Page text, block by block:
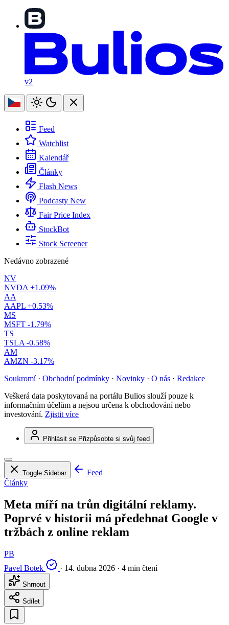
v2
Feed
Watchlist
Kalendář
Články
Flash News
Podcasty New
Fair Price Index
StockBot
Stock Screener
Nedávno zobrazené
NV
NVDA +1.09%
AA
AAPL +0.53%
MS
MSFT -1.79%
TS
TSLA -0.58%
AM
AMZN -3.17%
Soukromí · Obchodní podmínky · Novinky · O nás · Redakce
Veškerá data poskytovaná na portálu Bulios slouží pouze k
informačním účelům a nejsou určena k obchodování nebo
investování. Zjistit více
Přihlásit se Přizpůsobte si svůj feed
Toggle Sidebar
Feed
Články
Meta míří na trůn digitální reklamy.
Poprvé v historii má předehnat Google v
tržbách z online reklam
PB
Pavel Botek
· 14. dubna 2026 · 4 min čtení
Shrnout
Sdílet